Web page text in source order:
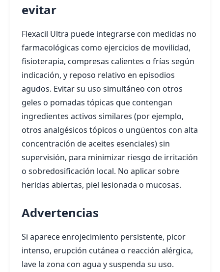
evitar
Flexacil Ultra puede integrarse con medidas no
farmacológicas como ejercicios de movilidad,
fisioterapia, compresas calientes o frías según
indicación, y reposo relativo en episodios
agudos. Evitar su uso simultáneo con otros
geles o pomadas tópicas que contengan
ingredientes activos similares (por ejemplo,
otros analgésicos tópicos o ungüentos con alta
concentración de aceites esenciales) sin
supervisión, para minimizar riesgo de irritación
o sobredosificación local. No aplicar sobre
heridas abiertas, piel lesionada o mucosas.
Advertencias
Si aparece enrojecimiento persistente, picor
intenso, erupción cutánea o reacción alérgica,
lave la zona con agua y suspenda su uso.